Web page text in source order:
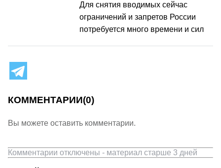
Для снятия вводимых сейчас
ограничений и запретов России
потребуется много времени и сил
КОММЕНТАРИИ(0)
Вы можете оставить комментарии.
Комментарии отключены - материал старше 3 дней